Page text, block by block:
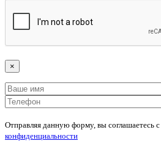
×
Отправляя данную форму, вы соглашаетесь c
конфиденциальности